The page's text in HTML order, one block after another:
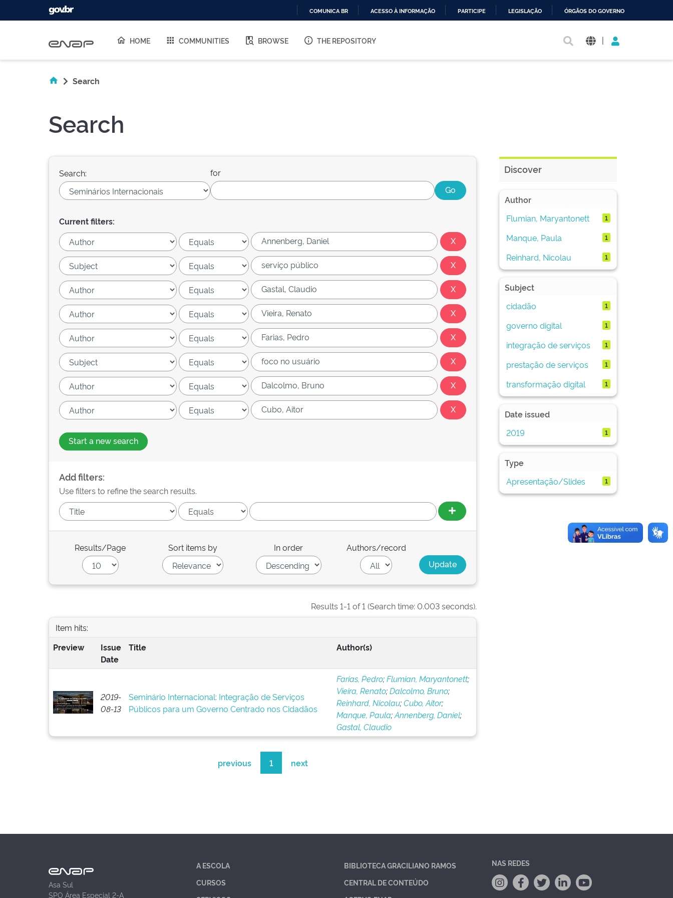
O
COMUNICA BR ACESSO À INFORMAÇÃO PARTICIPE LEGISLAÇÃO ÓRGÃOS DO GOVERNO
HOME COMMUNITIES BROWSE THE REPOSITORY |
Search
Search
Search: for
Current filters:
Start a new search
Add filters:
Use filters to refine the search results.
Results/Page Sort items by In order Authors/record
Results 1-1 of 1 (Search time: 0.003 seconds).
Item hits:
Preview
Issue
Date
Title Author(s)
2019-
08-13
Seminário Internacional: Integração de Serviços
Públicos para um Governo Centrado nos Cidadãos
Farias, Pedro;Flumian, Maryantonett;
Vieira, Renato;Dalcolmo, Bruno;
Reinhard, Nicolau;Cubo, Aitor;
Manque, Paula;Annenberg, Daniel;
Gastal, Claudio
previous 1 next
Discover
Author
Flumian, Maryantonett
1
Manque, Paula 1
Reinhard, Nicolau 1
Subject
cidadão
1
governo digital 1
integração de serviços 1
prestação de serviços 1
transformação digital 1
Date issued
2019
1
Type
Apresentação/Slides
1
Asa Sul
SPO Área Especial 2-A
A ESCOLA
CURSOS
BIBLIOTECA GRACILIANO RAMOS
CENTRAL DE CONTEÚDO
NAS REDES